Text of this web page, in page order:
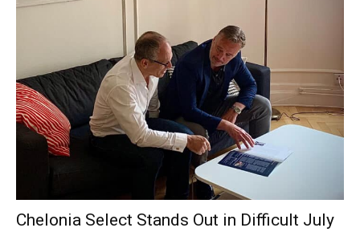
Chelonia Select Stands Out in Difficult July